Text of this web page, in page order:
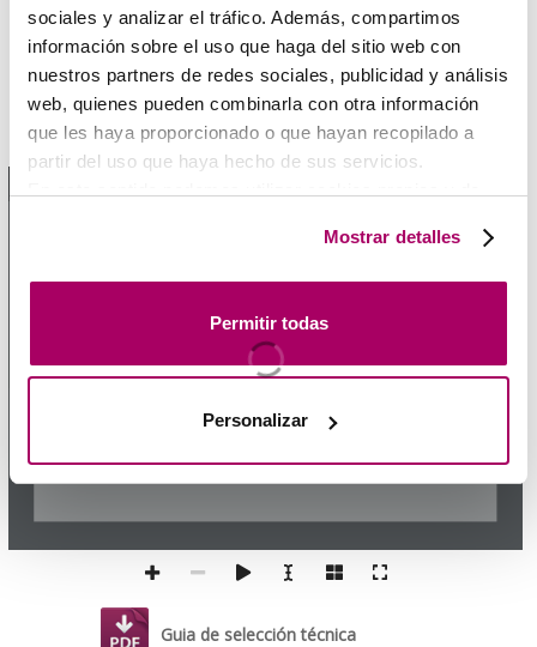
sociales y analizar el tráfico. Además, compartimos
información sobre el uso que haga del sitio web con
nuestros partners de redes sociales, publicidad y análisis
web, quienes pueden combinarla con otra información
que les haya proporcionado o que hayan recopilado a
partir del uso que haya hecho de sus servicios.
garantiza un nivel adecuado de protección de datos) para
tu navegación. Para más más información consulta
nuestraPolítica de Cookies.
Mostrar detalles
Permitir todas
Personalizar
Catálogo PAK
Guia de selección técnica
Guia de selección técnica